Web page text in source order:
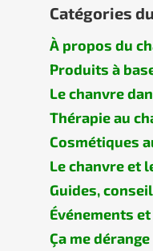
Catégories
À propos du
Produits à
Le chanvre
Thérapie au
Cosmétiques
Le chanvre et
Guides,
Événements
Ça me dérange